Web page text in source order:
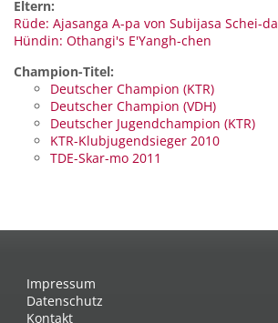
Eltern:
Rüde: Ajasanga A-pa von Subijasa Schei-da
Hündin: Othangi's E'Yangh-chen
Champion-Titel:
Deutscher Champion (KTR)
Deutscher Champion (VDH)
Deutscher Jugendchampion (KTR)
KTR-Klubjugendsieger 2010
TDE-Skar-mo 2011
Impressum
Datenschutz
Kontakt